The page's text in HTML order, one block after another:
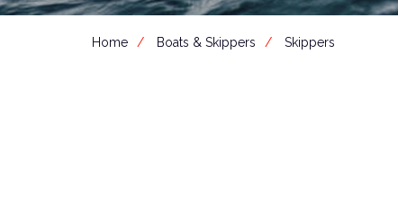
Home Boats & Skippers Skippers